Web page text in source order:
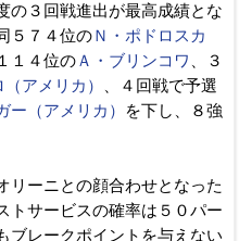
の３回戦進出が最高成績とな
５７４位のＮ・ポドロスカ
１４位のＡ・ブリンコワ 、３
アメリカ）
、４回戦で予選
ー（アメリカ）
を下し、８強
リーニとの顔合わせとなった
トサービスの確率は５０パー
ブレークポイントを与えない